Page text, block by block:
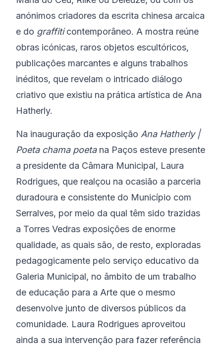
anónimos criadores da escrita chinesa arcaica
e do graffiticontemporâneo. A mostra reúne
obras icónicas, raros objetos escultóricos,
publicações marcantes e alguns trabalhos
inéditos, que revelam o intricado diálogo
criativo que existiu na prática artística de Ana
Hatherly.
Na inauguração da exposição Ana Hatherly |
Poeta chama poetana Paços esteve presente
a presidente da Câmara Municipal, Laura
Rodrigues, que realçou na ocasião a parceria
duradoura e consistente do Município com
Serralves, por meio da qual têm sido trazidas
a Torres Vedras exposições de enorme
qualidade, as quais são, de resto, exploradas
pedagogicamente pelo serviço educativo da
Galeria Municipal, no âmbito de um trabalho
de educação para a Arte que o mesmo
desenvolve junto de diversos públicos da
comunidade. Laura Rodrigues aproveitou
ainda a sua intervenção para fazer referência